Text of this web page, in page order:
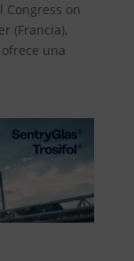
Congress on
(Francia),
una